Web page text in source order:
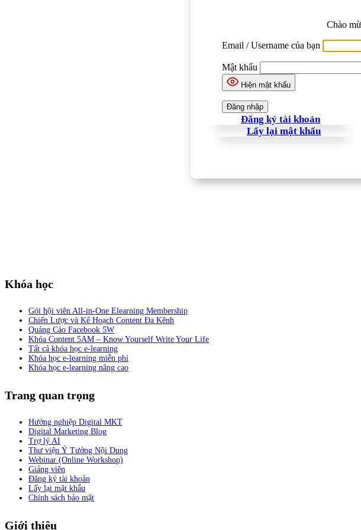
Chào
Email / Username của bạn
Mật khẩu
Hiện mật khẩu
Đăng ký tài khoản
Lấy lại mật khẩu
Khóa học
Gói hội viên All-in-One Elearning Membership
Chiến Lược và Kế Hoạch Content Đa Kênh
Quảng Cáo Facebook 5W
Khóa Content 5AM – Know Yourself Write Your Life
Tất cả khóa học e-learning
Khóa học e-learning miễn phí
Khóa học e-learning nâng cao
Trang quan trọng
Hướng nghiệp Digital MKT
Digital Marketing Blog
Trợ lý AI
Thư viện Ý Tưởng Nội Dung
Webinar (Online Workshop)
Giảng viên
Đăng ký tài khoản
Lấy lại mật khẩu
Chính sách bảo mật
Giới thiệu